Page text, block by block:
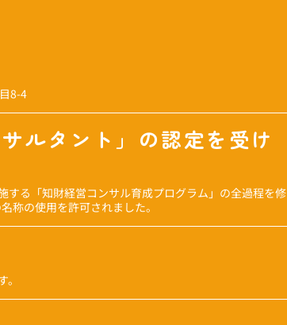
8-4
ルタント」の認定を受け
する「知財経営コンサル育成プログラム」の全過程を修
称の使用を許可されました。